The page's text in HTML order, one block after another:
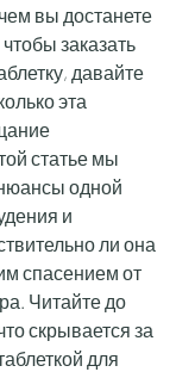
вы достанете
заказать
давайте
эта
статье мы
одной
и
ли она
спасением от
Читайте до
скрывается за
для